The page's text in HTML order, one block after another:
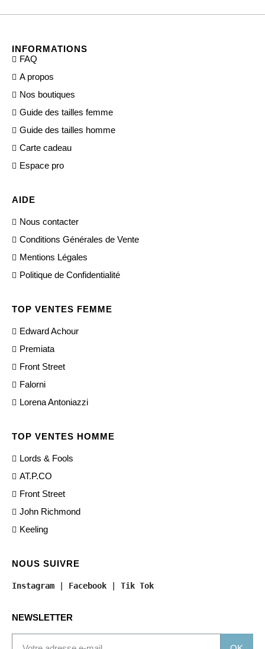
INFORMATIONS
FAQ
A propos
Nos boutiques
Guide des tailles femme
Guide des tailles homme
Carte cadeau
Espace pro
AIDE
Nous contacter
Conditions Générales de Vente
Mentions Légales
Politique de Confidentialité
TOP VENTES FEMME
Edward Achour
Premiata
Front Street
Falorni
Lorena Antoniazzi
TOP VENTES HOMME
Lords & Fools
AT.P.CO
Front Street
John Richmond
Keeling
NOUS SUIVRE
Instagram | Facebook | Tik Tok
NEWSLETTER